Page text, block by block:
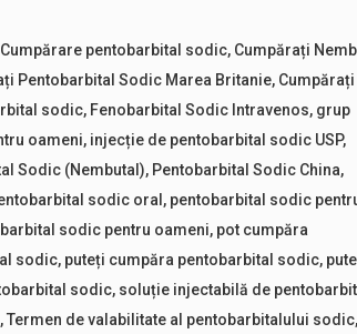
Cumpărare pentobarbital sodic, Cumpărați
Pentobarbital Sodic Marea Britanie, Cumpărați
sodic, Fenobarbital Sodic Intravenos, grup
oameni, injecție de pentobarbital sodic USP,
Sodic (Nembutal), Pentobarbital Sodic China,
sodic oral , pentobarbital sodic
sodic pentru oameni, pot cumpăra
sodic, puteți cumpăra pentobarbital sodic,
sodic, soluție injectabilă de
,Termen de valabilitate al pentobarbitalului sodic,